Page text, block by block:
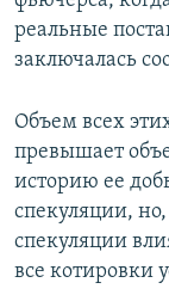
реальные
заключалась
Объем всех
превышает
историю ее
спекуляции,
спекуляции
все котировки